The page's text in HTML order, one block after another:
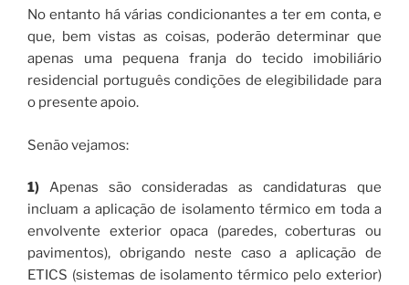
No entanto há várias condicionantes a ter em conta, e
que, bem vistas as coisas, poderão determinar que
apenas uma pequena franja do tecido imobiliário
residencial português condições de elegibilidade para
o presente apoio.
Senão vejamos:
1) Apenas são consideradas as candidaturas que
incluam a aplicação de isolamento térmico em toda a
envolvente exterior opaca (paredes, coberturas ou
pavimentos), obrigando neste caso a aplicação de
ETICS (sistemas de isolamento térmico pelo exterior)